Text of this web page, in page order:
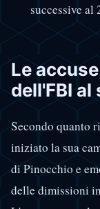
successive al
Le
dell'FBI al
Secondo quanto
iniziato la sua
di Pinocchio e
delle dimissioni